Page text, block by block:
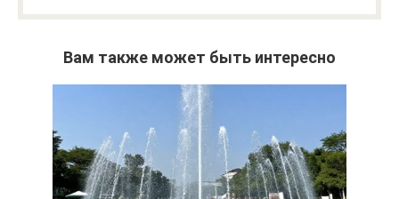
Вам также может быть интересно